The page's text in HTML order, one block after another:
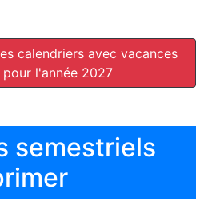
calendriers avec vacances
pour l'année 2027
semestriels